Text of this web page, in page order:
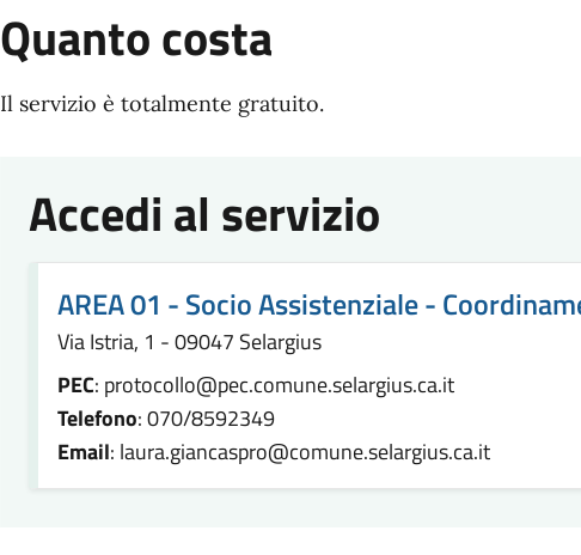
Quanto costa
Il servizio è totalmente gratuito.
Accedi al servizio
AREA 01 - Socio Assistenziale -
Via Istria, 1 - 09047 Selargius
PEC: protocollo@pec.comune.selargius.ca.it
Telefono: 070/8592349
Email: laura.giancaspro@comune.selargius.ca.it